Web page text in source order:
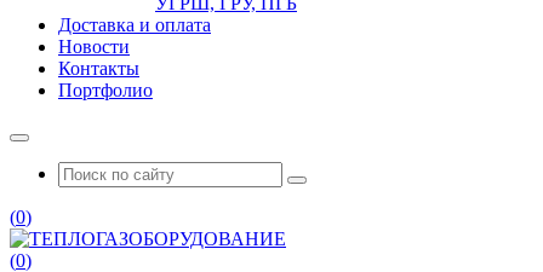
Доставка и оплата
Новости
Контакты
Портфолио
(0)
(0)